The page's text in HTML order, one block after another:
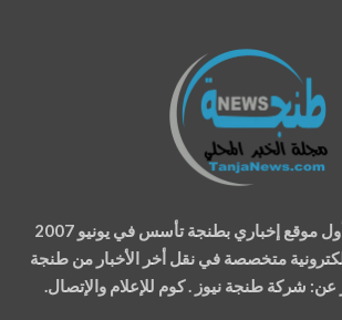
موقع إخباري بطنجة تأسس في يونيو 2007
متخصصة في نقل أخر الأخبار من طنجة
شركة طنجة نيوز . كوم للإعلام والإتصال.